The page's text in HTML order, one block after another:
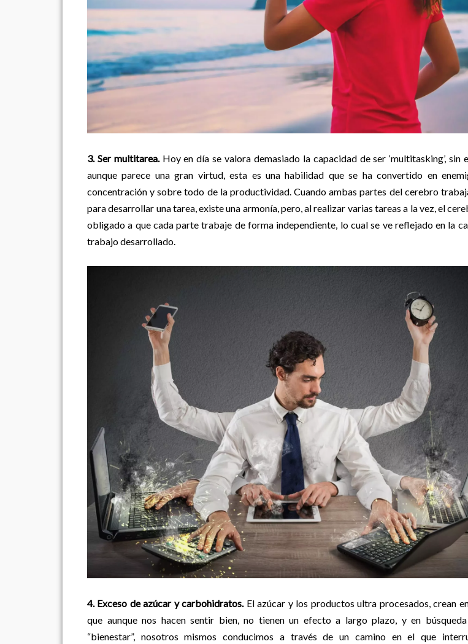
3. Ser multitarea.Hoy en día se valora demasiado la capacidad de ser ‘multitasking’, sin
aunque parece una gran virtud, esta es una habilidad que se ha convertido en
concentración y sobre todo de la productividad. Cuando ambas partes del cerebro
para desarrollar una tarea, existe una armonía, pero, al realizar varias tareas a la vez, el
obligado a que cada parte trabaje de forma independiente, lo cual se ve reflejado en la
trabajo desarrollado.
4. Exceso de azúcar y carbohidratos. El azúcar y los productos ultra procesados, crean
que aunque nos hacen sentir bien, no tienen un efecto a largo plazo, y en
“bienestar”, nosotros mismos conducimos a través de un camino en el que